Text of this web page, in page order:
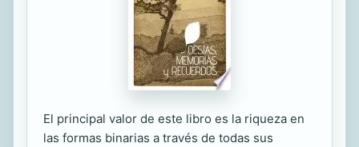
El principal valor de este libro es la riqueza en
las formas binarias a través de todas sus